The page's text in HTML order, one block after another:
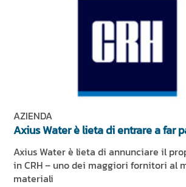
AZIENDA
Axius Water è lieta di entrare a far
Axius Water è lieta di annunciare il
in CRH – uno dei maggiori fornitori al
materiali